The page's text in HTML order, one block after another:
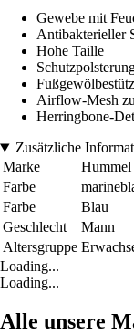
Gewebe mit
Antibakterieller
Hohe Taille
Airflow-Mesh
Herringbone-
Zusätzliche
Marke
Hummel
Farbe
Farbe
Blau
Geschlecht
Mann
Altersgruppe
Loading...
Loading...
Alle unsere